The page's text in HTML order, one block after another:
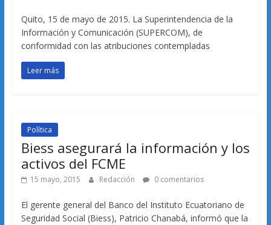
Quito, 15 de mayo de 2015. La Superintendencia de la
Información y Comunicación (SUPERCOM), de
conformidad con las atribuciones contempladas
Leer más
Política
Biess asegurará la información y los
activos del FCME
15 mayo, 2015 Redacción 0 comentarios
El gerente general del Banco del Instituto Ecuatoriano de
Seguridad Social (Biess), Patricio Chanabá, informó que la